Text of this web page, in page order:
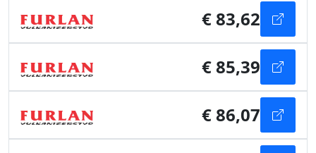
€ 83,62
€ 85,39
€ 86,07